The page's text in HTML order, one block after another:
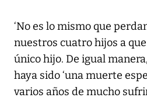
‘No es lo mismo que
nuestros cuatro hijos a
único hijo. De igual
haya sido ‘una muerte
varios años de mucho